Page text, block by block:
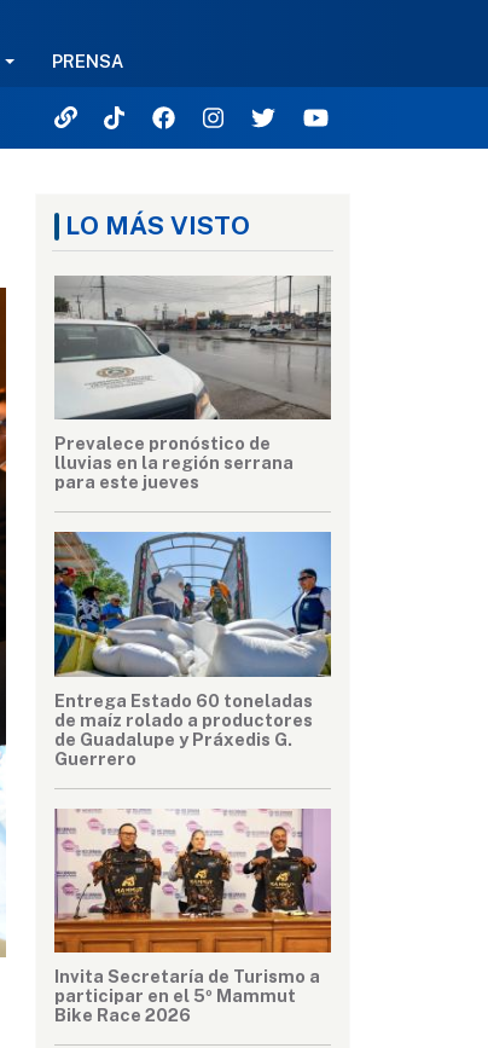
PRENSA
LO MÁS VISTO
Prevalece pronóstico de
lluvias en la región serrana
para este jueves
Entrega Estado 60 toneladas
de maíz rolado a productores
de Guadalupe y Práxedis G.
Guerrero
Invita Secretaría de Turismo a
participar en el 5º Mammut
Bike Race 2026